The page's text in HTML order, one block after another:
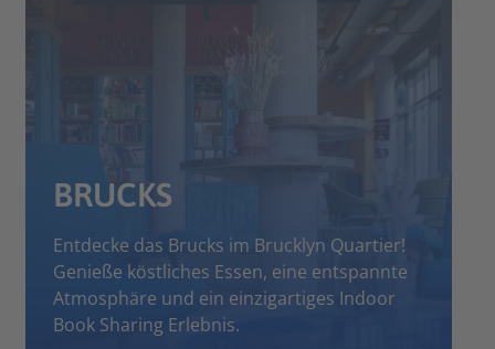
BRUCKS
Entdecke das Brucks im Brucklyn Quartier!
Genieße köstliches Essen, eine entspannte
Atmosphäre und ein einzigartiges Indoor
Book Sharing Erlebnis.